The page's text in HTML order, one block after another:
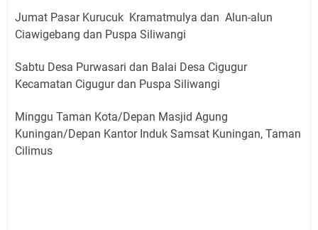
Jumat Pasar Kurucuk Kramatmulya dan Alun-alun
Ciawigebang dan Puspa Siliwangi
Sabtu Desa Purwasari dan Balai Desa Cigugur
Kecamatan Cigugur dan Puspa Siliwangi
Minggu Taman Kota/Depan Masjid Agung
Kuningan/Depan Kantor Induk Samsat Kuningan, Taman
Cilimus